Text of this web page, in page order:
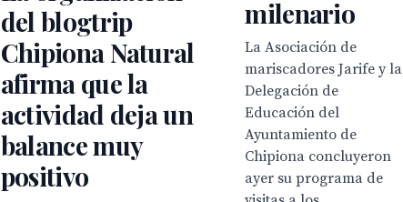
del blogtrip
Chipiona Natural
afirma que la
actividad deja un
balance muy
positivo
milenario
La Asociación de
mariscadores Jarife y la
Delegación de
Educación del
Ayuntamiento de
Chipiona concluyeron
ayer su programa de